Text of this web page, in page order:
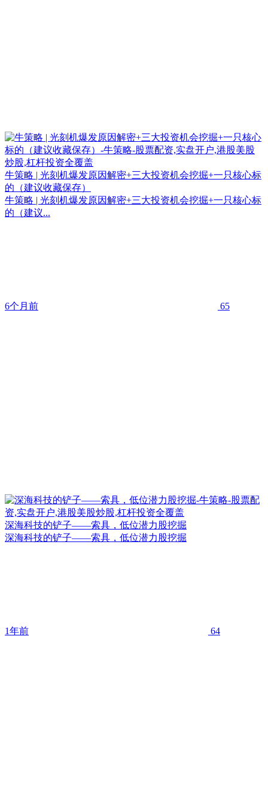
牛策略 | 光刻机爆发原因解密+三大投资机会挖掘+一只核心标
的（建议收藏保存）
牛策略 | 光刻机爆发原因解密+三大投资机会挖掘+一只核心标
的（建议...
6个月前 65
深海科技的铲子——索具，低位潜力股挖掘
深海科技的铲子——索具，低位潜力股挖掘
1年前 64